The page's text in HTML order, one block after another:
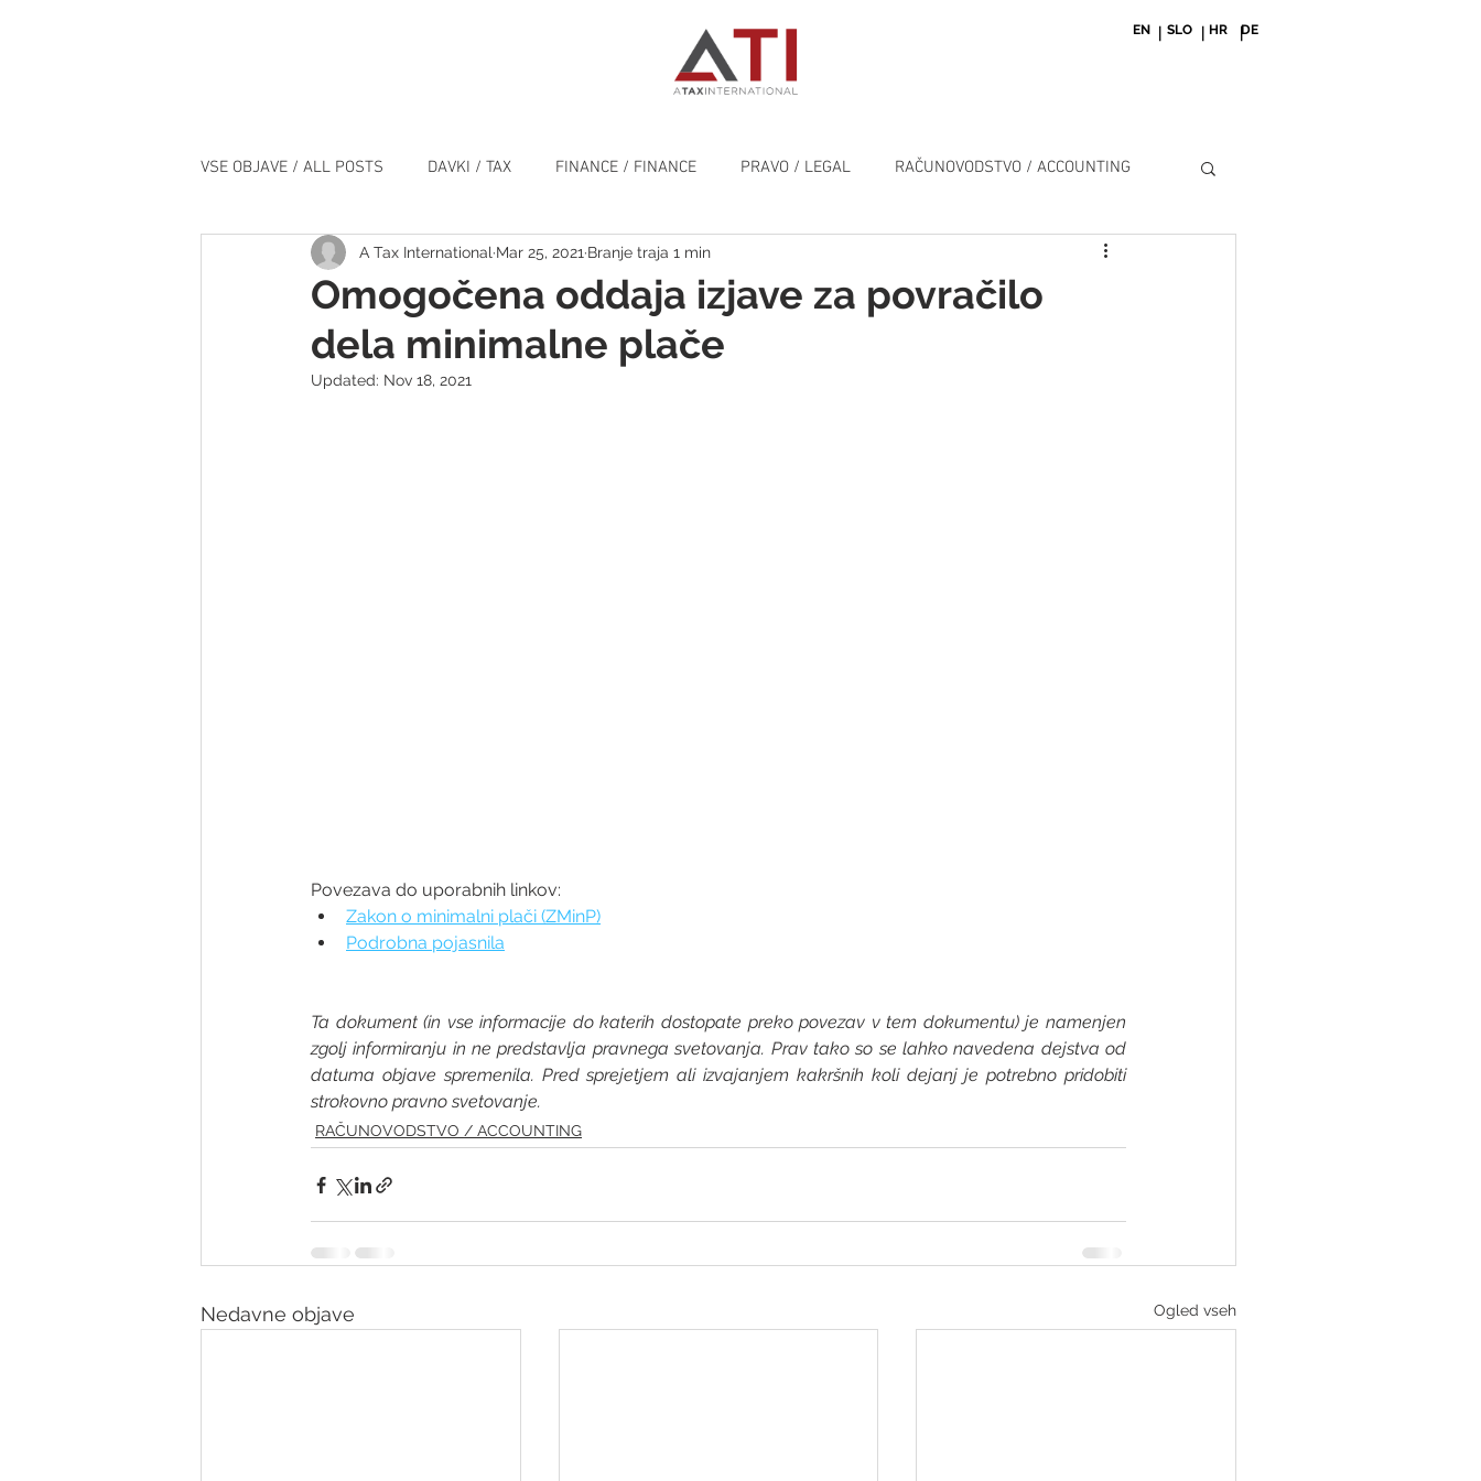
EN | | |
SLO HR DE
VSE OBJAVE / ALL POSTS DAVKI / TAX FINANCE / FINANCE PRAVO / LEGAL RAČUNOVODSTVO / ACCOUNTING
DOGODKI / EVENTS SPLOŠNO / GENERAL
Omogočena oddaja izjave za povračilo
dela minimalne plače
A Tax International Mar 25, 2021 Branje traja 1 min
Updated: Nov 18, 2021
Povezava do uporabnih linkov:
Zakon o minimalni plači (ZMinP)
Podrobna pojasnila
Ta dokument (in vse informacije do katerih dostopate preko povezav v tem dokumentu) je namenjen
zgolj informiranju in ne predstavlja pravnega svetovanja. Prav tako so se lahko navedena dejstva od
datuma objave spremenila. Pred sprejetjem ali izvajanjem kakršnih koli dejanj je potrebno pridobiti
strokovno pravno svetovanje.
RAČUNOVODSTVO / ACCOUNTING
Nedavne objave Ogled vseh